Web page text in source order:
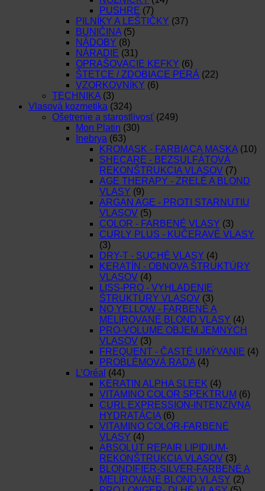
PUSHRE (7)
PILNÍKY A LEŠTIČKY (37)
BUNIČINA (5)
NÁDOBY (8)
NÁRADIE (31)
OPRAŠOVACIE KEFKY (6)
ŠTETCE / ZDOBIACE PERÁ (22)
VZORKOVNÍKY (6)
TECHNIKA (3)
Vlasová kozmetika (324)
Ošetrenie a starostlivosť (249)
Mon Platin (30)
Inebrya (63)
KROMASK - FARBIACA MASKA (10)
SHECARE - BEZSULFÁTOVÁ
REKONŠTRUKCIA VLASOV (7)
AGE THERAPY - ZRELÉ A BLOND
VLASY (9)
ARGAN AGE - PROTI STARNUTIU
VLASOV (5)
COLOR - FARBENÉ VLASY (3)
CURLY PLUS - KUČERAVÉ VLASY
(3)
DRY-T - SUCHÉ VLASY (4)
KERATÍN - OBNOVA ŠTRUKTÚRY
VLASOV (4)
LISS-PRO - VYHLADENIE
ŠTRUKTÚRY VLASOV (3)
NO YELLOW - FARBENÉ A
MELÍROVANÉ BLOND VLASY (4)
PRO-VOLUME OBJEM JEMNÝCH
VLASOV (3)
FREQUENT - ČASTÉ UMÝVANIE (4)
PROBLÉMOVÁ RADA (4)
L’Oréal (44)
KERATIN ALPHA SLEEK (4)
VITAMINO COLOR SPEKTRUM (6)
CURL EXPRESSION-INTENZÍVNA
HYDRATÁCIA (6)
VITAMINO COLOR-FARBENÉ
VLASY (4)
ABSOLUT REPAIR LIPIDIUM-
REKONŠTRUKCIA VLASOV (3)
BLONDIFIER-SILVER-FARBENÉ A
MELÍROVANÉ BLOND VLASY (2)